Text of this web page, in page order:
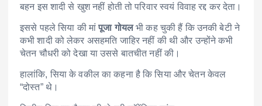
बहन इस शादी से खुश नहीं होती तो परिवार स्वयं विवाह रद्द कर देता।
इससे पहले सिया की मांपूजा गोयलभी कह चुकी हैं कि उनकी बेटी ने
कभी शादी को लेकर असहमति जाहिर नहीं की थी और उन्होंने कभी
चेतन चौधरी को देखा या उससे बातचीत नहीं की।
हालांकि, सिया के वकील का कहना है कि सिया और चेतन केवल
“दोस्त” थे।